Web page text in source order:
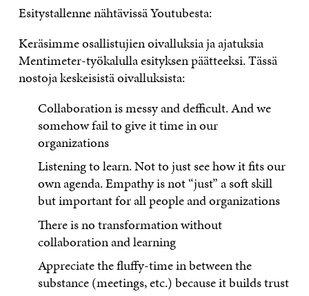
Esitystallenne nähtävissä Youtubesta:
Keräsimme osallistujien oivalluksia ja ajatuksia
Mentimeter-työkalulla esityksen päätteeksi. Tässä
nostoja keskeisistä oivalluksista:
Collaboration is messy and defficult. And we
somehow fail to give it time in our
organizations
Listening to learn. Not to just see how it fits our
own agenda. Empathy is not “just” a soft skill
but important for all people and organizations
There is no transformation without
collaboration and learning
Appreciate the fluffy-time in between the
substance (meetings, etc.) because it builds trust